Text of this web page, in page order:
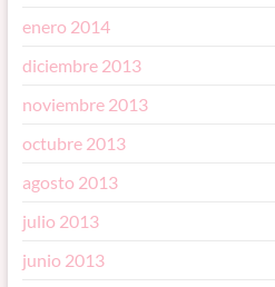
enero 2014
diciembre 2013
noviembre 2013
octubre 2013
agosto 2013
julio 2013
junio 2013